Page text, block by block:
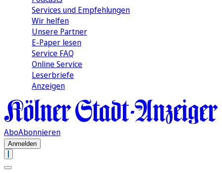
Services und Empfehlungen
Wir helfen
Unsere Partner
E-Paper lesen
Service FAQ
Online Service
Leserbriefe
Anzeigen
AboAbonnieren
Anmelden